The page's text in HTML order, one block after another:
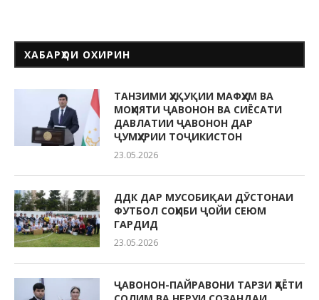
ХАБАРҲОИ ОХИРИН
ТАНЗИМИ ҲУҚУҚИИ МАФҲУМ ВА
МОҲИЯТИ ҶАВОНОН ВА СИЁСАТИ
ДАВЛАТИИ ҶАВОНОН ДАР
ҶУМҲУРИИ ТОҶИКИСТОН
23.05.2026
ДДК ДАР МУСОБИҚАИ ДӮСТОНАИ
ФУТБОЛ СОҲИБИ ҶОЙИ СЕЮМ
ГАРДИД
23.05.2026
ҶАВОНОН-ПАЙРАВОНИ ТАРЗИ ҲАЁТИ